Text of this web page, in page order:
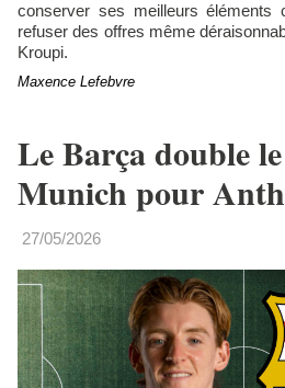
conserver ses meilleurs
refuser des offres même
Kroupi.
Maxence Lefebvre
Le Barça double
Munich pour
27/05/2026